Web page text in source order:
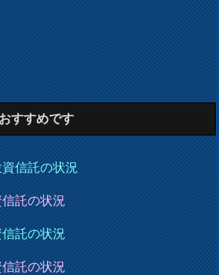
すすめです
信託の状況
託の状況
託の状況
託の状況